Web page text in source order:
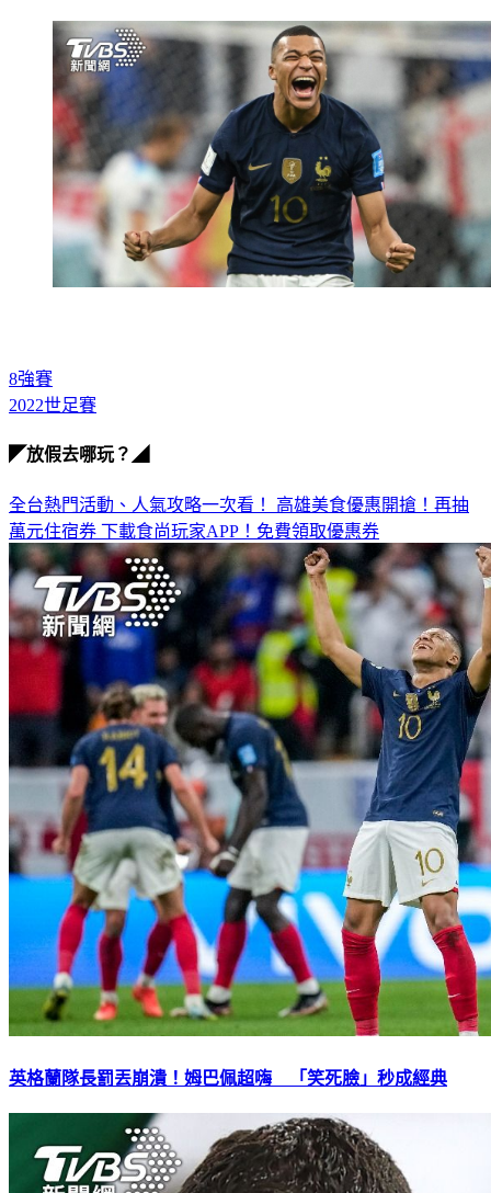
8強賽
2022世足賽
◤放假去哪玩？◢
全台熱門活動、人氣攻略一次看！ 高雄美食優惠開搶！再抽
萬元住宿券 下載食尚玩家APP！免費領取優惠券
英格蘭隊長罰丟崩潰！姆巴佩超嗨 「笑死臉」秒成經典